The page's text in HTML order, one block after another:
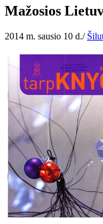
Mažosios
2014 m. sausio 10 d./